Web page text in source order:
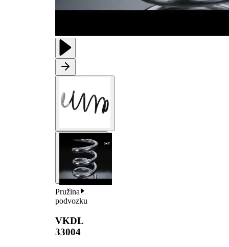
Pružina
podvozku
VKDL
33004